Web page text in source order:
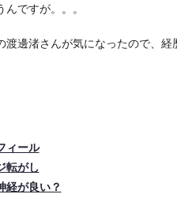
ですが。。。
渡邊渚さんが気になったので、経
ィール
転がし
経が良い？